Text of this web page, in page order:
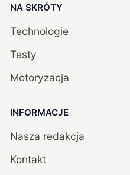
NA SKRÓTY
Technologie
Testy
Motoryzacja
INFORMACJE
Nasza redakcja
Kontakt